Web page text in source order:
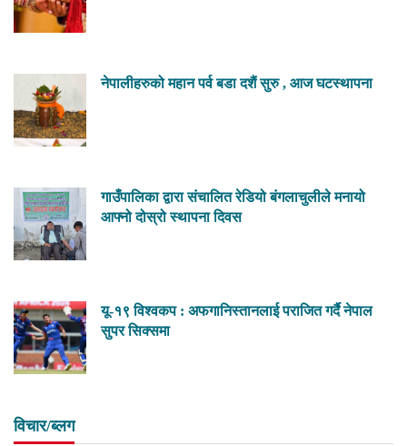
नेपालीहरुको महान पर्व बडा दशैं सुरु , आज घटस्थापना
गाउँपालिका द्वारा संचालित रेडियो बंगलाचुलीले मनायो
आफ्नो दोस्रो स्थापना दिवस
यू-१९ विश्वकप : अफगानिस्तानलाई पराजित गर्दै नेपाल
सुपर सिक्समा
विचार/ब्लग